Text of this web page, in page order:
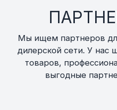
Мы ищем партнеров
дилерской сети. У нас
товаров,
выгодные